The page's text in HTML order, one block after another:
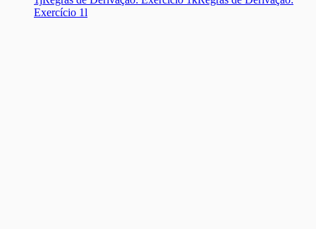
Exercício 1l